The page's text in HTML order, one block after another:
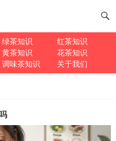
绿茶知识
红茶知识
黄茶知识
花茶知识
调味茶知识 关于我们